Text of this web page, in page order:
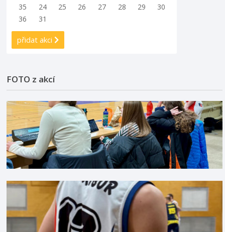
35
24 25 26 27 28 29
30
36
31
přidat akci
FOTO z akcí